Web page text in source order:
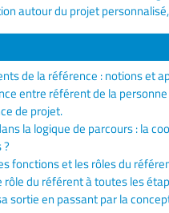
autour du projet
de la référence : notions et
entre référent de la
de projet.
la logique de parcours : la
fonctions et les rôles du
rôle du référent à toutes les
sortie en passant par la